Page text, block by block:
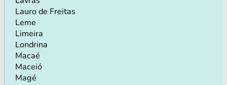
Lauro de Freitas
Leme
Limeira
Londrina
Macaé
Maceió
Magé